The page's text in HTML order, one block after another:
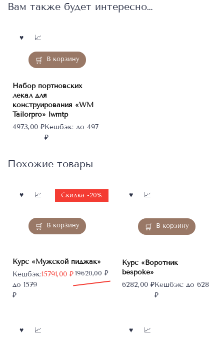
Вам также будет интересно…
В корзину
Набор портновских
лекал для
конструирования «WM
Tailorpro» lwmtp
4973,00 ₽Кешбэк: до 497
₽
Похожие товары
В корзину
Скидка -20%
Курс «Мужской пиджак»
19620,00 ₽
Первоначальная
цена
составляла
15791,00 ₽
Текущая
цена:
15791,00 ₽.
Кешбэк:
до 1579
₽
В корзину
Курс «Воротник
bespoke»
6282,00 ₽Кешбэк: до 628
₽